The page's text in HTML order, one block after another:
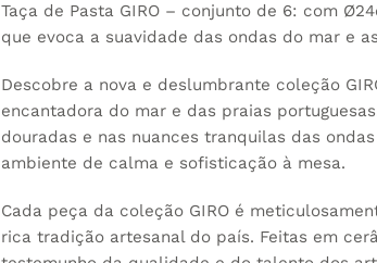
Taça de Pasta GIRO – conjunto de 6: com
que evoca a suavidade das ondas do mar e
Descobre a nova e deslumbrante coleção
encantadora do mar e das praias
douradas e nas nuances tranquilas das
ambiente de calma e sofisticação à mesa.
Cada peça da coleção GIRO é
rica tradição artesanal do país. Feitas em